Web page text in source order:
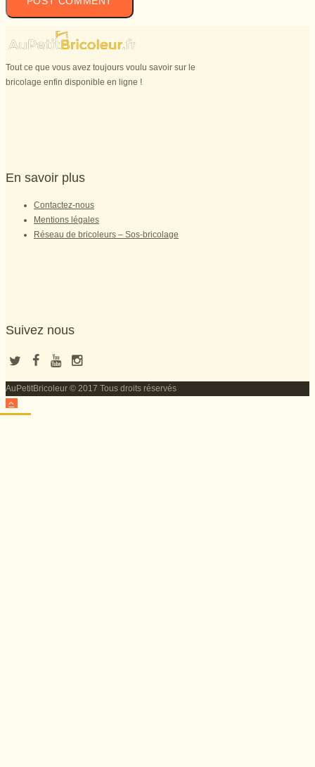
Tout ce que vous avez toujours voulu savoir sur le
bricolage enfin disponible en ligne !
En savoir plus
Contactez-nous
Mentions légales
Réseau de bricoleurs – Sos-bricolage
Suivez nous
AuPetitBricoleur © 2017 Tous droits réservés